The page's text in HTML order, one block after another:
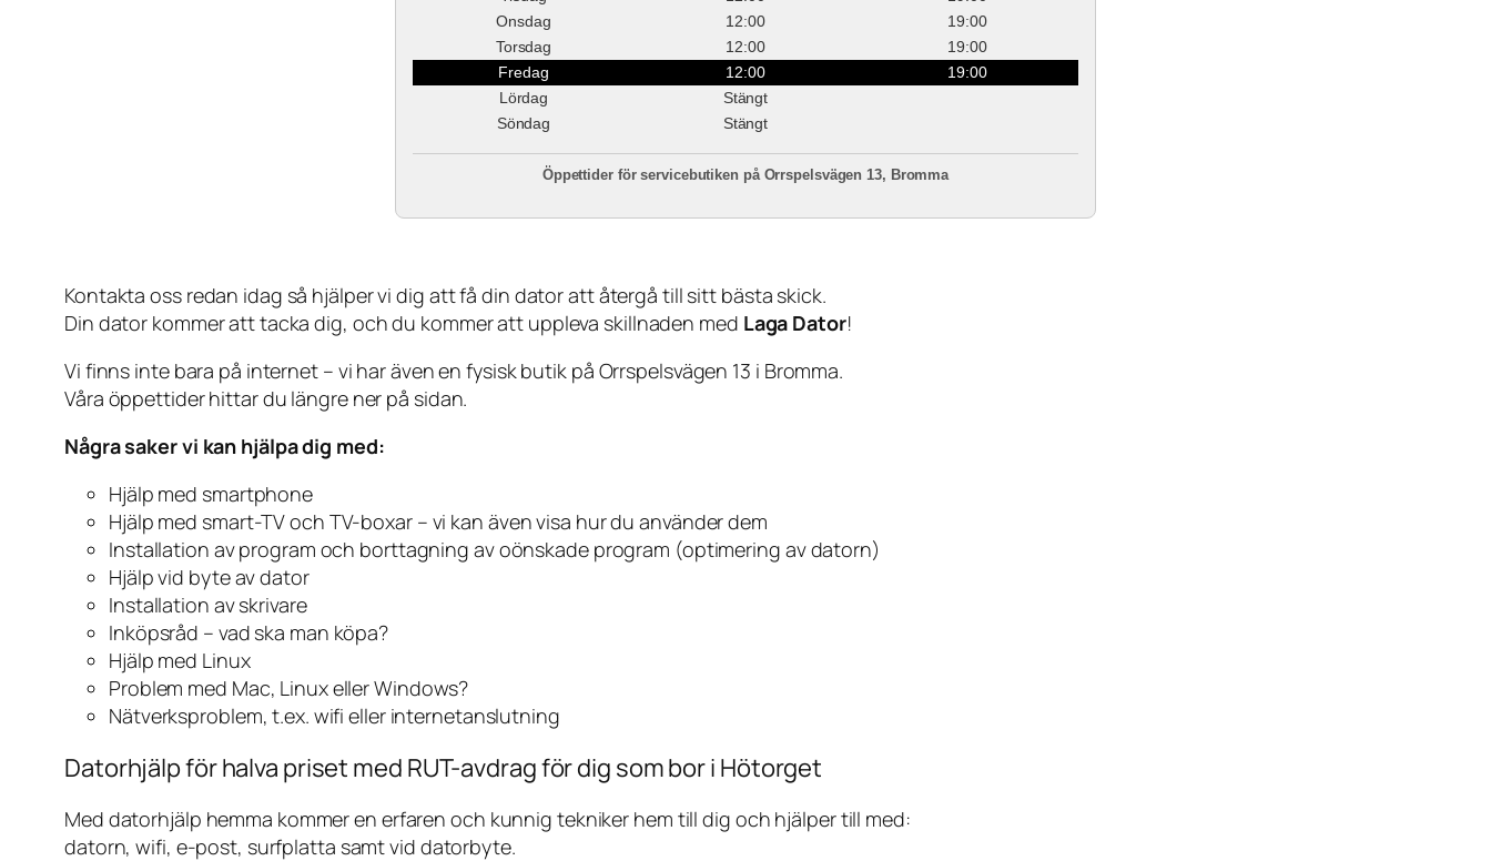
Onsdag
12:00
19:00
Torsdag
12:00
19:00
Fredag
12:00
19:00
Lördag
Stängt
Söndag
Stängt
Öppettider för servicebutiken på Orrspelsvägen 13, Bromma
Kontakta oss redan idag så hjälper vi dig att få din dator att återgå till sitt bästa skick.
Din dator kommer att tacka dig, och du kommer att uppleva skillnaden med Laga Dator!
Vi finns inte bara på internet – vi har även en fysisk butik på Orrspelsvägen 13 i Bromma.
Våra öppettider hittar du längre ner på sidan.
Några saker vi kan hjälpa dig med:
Hjälp med smartphone
Hjälp med smart-TV och TV-boxar – vi kan även visa hur du använder dem
Installation av program och borttagning av oönskade program (optimering av datorn)
Hjälp vid byte av dator
Installation av skrivare
Inköpsråd – vad ska man köpa?
Hjälp med Linux
Problem med Mac, Linux eller Windows?
Nätverksproblem, t.ex. wifi eller internetanslutning
Datorhjälp för halva priset med RUT-avdrag för dig som bor i Hötorget
Med datorhjälp hemma kommer en erfaren och kunnig tekniker hem till dig och hjälper till med:
datorn, wifi, e-post, surfplatta samt vid datorbyte.